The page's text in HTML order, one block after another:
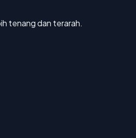
tenang dan terarah.